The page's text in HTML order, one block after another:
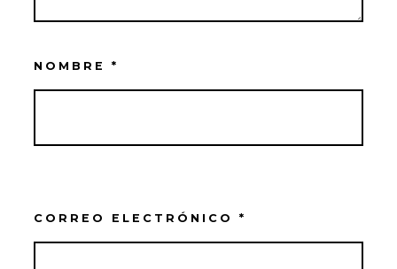
NOMBRE *
CORREO ELECTRÓNICO *